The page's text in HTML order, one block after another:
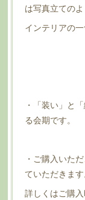
は写真立てのよ
インテリアの
・「装い」と
る会期です。
・ご購入いた
ていただきます
詳しくはご購